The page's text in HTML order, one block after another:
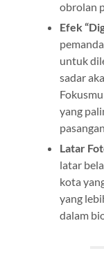
obrolan
Efek
untuk
sadar
yang
Latar
latar
kota
yang
dalam